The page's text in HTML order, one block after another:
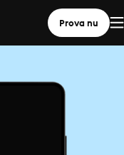
Prova nu